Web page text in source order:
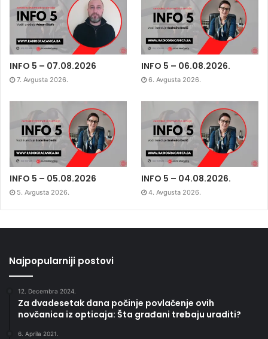
INFO 5 – 07.08.2026
7. Avgusta 2026.
INFO 5 – 06.08.2026.
6. Avgusta 2026.
INFO 5 – 05.08.2026
5. Avgusta 2026.
INFO 5 – 04.08.2026.
4. Avgusta 2026.
Najpopularniji postovi
12. Decembra 2024.
Za dvadesetak dana počinje povlačenje ovih
novčanica iz opticaja: Šta građani trebaju uraditi?
6. Aprila 2021.